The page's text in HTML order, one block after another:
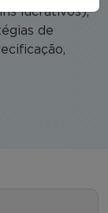
lucrativos),
de